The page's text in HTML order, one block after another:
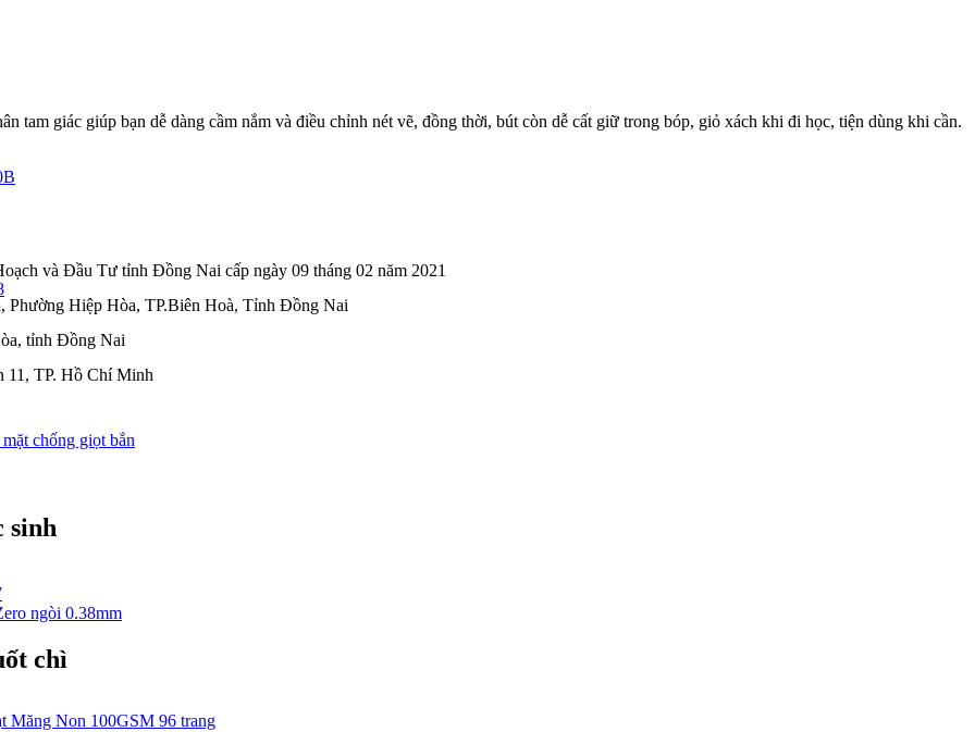
chống giọt bắn
sinh
ngòi 0.38mm
chì
tam giác giúp bạn dễ dàng cầm nắm và điều chỉnh nét vẽ, đồng thời, bút còn dễ cất giữ trong bóp, giỏ xách khi đi học, tiện dùng khi cần.
và Đầu Tư tỉnh Đồng Nai cấp ngày 09 tháng 02 năm 2021
Hiệp Hòa, TP.Biên Hoà, Tỉnh Đồng Nai
tỉnh Đồng Nai
11, TP. Hồ Chí Minh
Măng Non 100GSM 96 trang